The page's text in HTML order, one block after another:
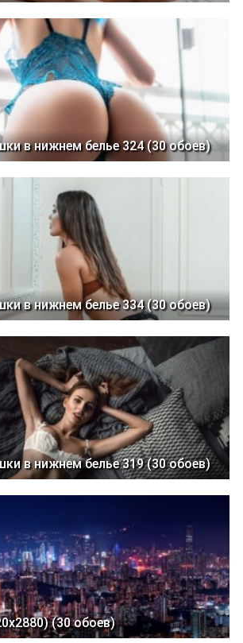
в нижнем белье 324 (30 обоев)
в нижнем белье 334 (30 обоев)
в нижнем белье 319 (30 обоев)
(30 обоев)